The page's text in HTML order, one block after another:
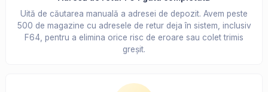
Uită de căutarea manuală a adresei de depozit. Avem peste
500 de magazine cu adresele de retur deja în sistem, inclusiv
F64, pentru a elimina orice risc de eroare sau colet trimis
greșit.